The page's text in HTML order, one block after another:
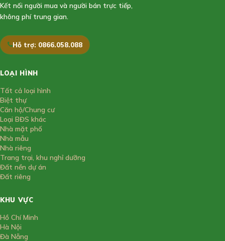
Kết nối người mua và người bán trực tiếp,
không phí trung gian.
Hỗ trợ: 0866.058.088
LOẠI HÌNH
Tất cả loại hình
Biệt thự
Căn hộ/Chung cư
Loại BĐS khác
Nhà mặt phố
Nhà mẫu
Nhà riêng
Trang trại, khu nghỉ dưỡng
Đất nền dự án
Đất riêng
KHU VỰC
Hồ Chí Minh
Hà Nội
Đà Nẵng